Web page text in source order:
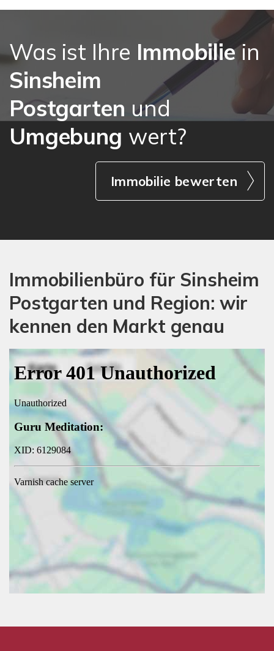
Was ist Ihre Immobiliein
Sinsheim
Postgarten und
Umgebung wert?
Immobilie bewerten
Immobilienbüro für Sinsheim
Postgarten und Region: wir
kennen den Markt genau